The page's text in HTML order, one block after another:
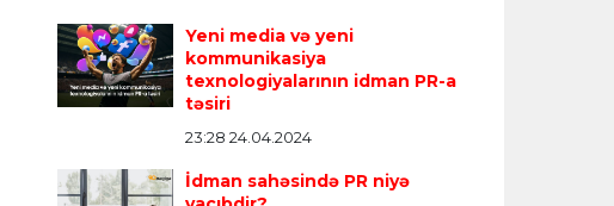
Yeni media və yeni
kommunikasiya
texnologiyalarının idman PR-a
təsiri
23:28 24.04.2024
İdman sahəsində PR niyə